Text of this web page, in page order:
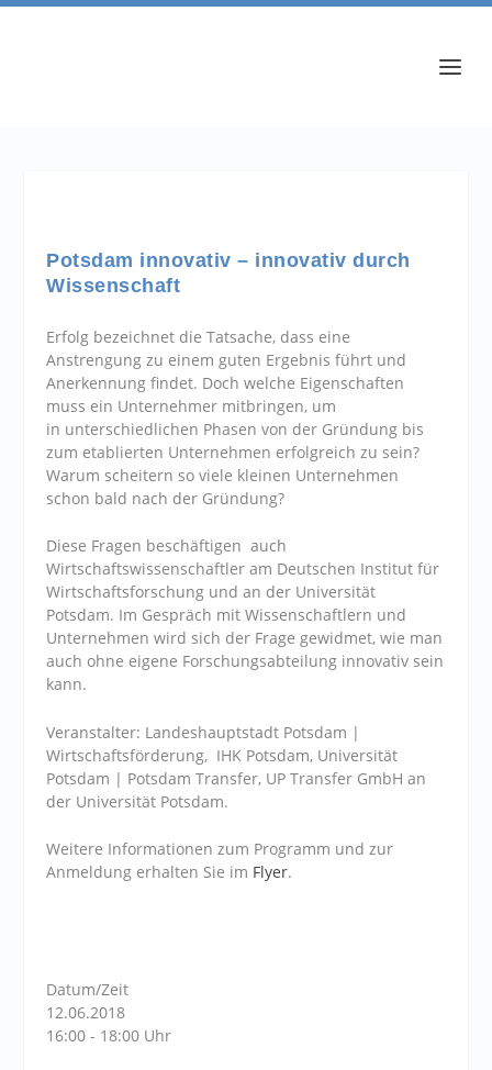
Potsdam innovativ – innovativ durch
Wissenschaft
Erfolg bezeichnet die Tatsache, dass eine
Anstrengung zu einem guten Ergebnis führt und
Anerkennung findet. Doch welche Eigenschaften
muss ein Unternehmer mitbringen, um
in unterschiedlichen Phasen von der Gründung bis
zum etablierten Unternehmen erfolgreich zu sein?
Warum scheitern so viele kleinen Unternehmen
schon bald nach der Gründung?
Diese Fragen beschäftigen auch
Wirtschaftswissenschaftler am Deutschen Institut für
Wirtschaftsforschung und an der Universität
Potsdam. Im Gespräch mit Wissenschaftlern und
Unternehmen wird sich der Frage gewidmet, wie man
auch ohne eigene Forschungsabteilung innovativ sein
kann.
Veranstalter: Landeshauptstadt Potsdam |
Wirtschaftsförderung, IHK Potsdam, Universität
Potsdam | Potsdam Transfer, UP Transfer GmbH an
der Universität Potsdam.
Weitere Informationen zum Programm und zur
Anmeldung erhalten Sie im Flyer.
Datum/Zeit
12.06.2018
16:00 - 18:00 Uhr